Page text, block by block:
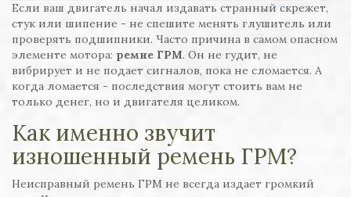
Если ваш двигатель начал издавать странный скрежет,
стук или шипение - не спешите менять глушитель или
проверять подшипники. Часто причина в самом опасном
элементе мотора: ремне ГРМ. Он не гудит, не
вибрирует и не подает сигналов, пока не сломается. А
когда ломается - последствия могут стоить вам не
только денег, но и двигателя целиком.
Как именно звучит
изношенный ремень ГРМ?
Неисправный ремень ГРМ не всегда издает громкий